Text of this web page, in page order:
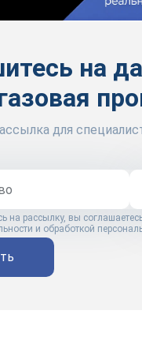
на
для
на рассылку, вы
и обработкой